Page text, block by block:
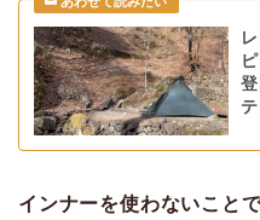
インナーを使わないこと